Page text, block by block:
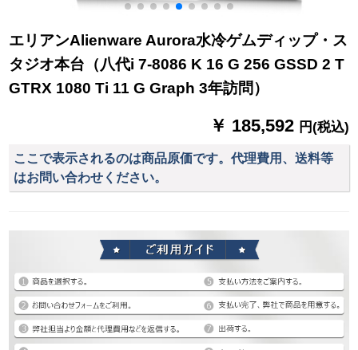
エリアンAlienware Aurora水冷ゲムディップ・ス
タジオ本台（八代i 7-8086 K 16 G 256 GSSD 2 T
GTRX 1080 Ti 11 G Graph 3年訪問）
￥ 185,592 円(税込)
ここで表示されるのは商品原価です。代理費用、送料等
はお問い合わせください。